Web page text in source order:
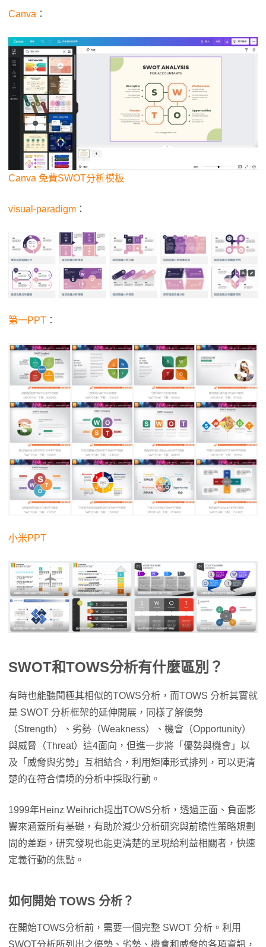
Canva ：
Canva 免費SWOT分析模板
visual-paradigm ：
第一PPT ：
小米PPT
SWOT和TOWS分析有什麼區別？
有時也能聽聞極其相似的TOWS分析，而TOWS 分析其實就
是 SWOT 分析框架的延伸開展，同樣了解優勢
（Strength）、劣勢（Weakness）、機會（Opportunity）
與威脅（Threat）這4面向，但進一步將「優勢與機會」以
及「威脅與劣勢」互相結合，利用矩陣形式排列，可以更清
楚的在符合情境的分析中採取行動。
1999年Heinz Weihrich提出TOWS分析，透過正面、負面影
響來涵蓋所有基礎，有助於減少分析研究與前瞻性策略規劃
間的差距，研究發現也能更清楚的呈現給利益相關者，快速
定義行動的焦點。
如何開始 TOWS 分析？
在開始TOWS分析前，需要一個完整 SWOT 分析。利用
SWOT分析所列出之優勢、劣勢、機會和威脅的各項資訊，